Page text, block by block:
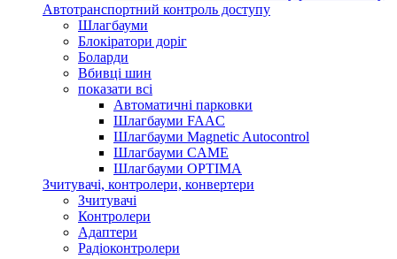
Автотранспортний контроль доступу
Шлагбауми
Блокіратори доріг
Боларди
Вбивці шин
показати всі
Автоматичні парковки
Шлагбауми FAAC
Шлагбауми Magnetic Autocontrol
Шлагбауми CAME
Шлагбауми OPTIMA
Зчитувачі, контролери, конвертери
Зчитувачі
Контролери
Адаптери
Радіоконтролери